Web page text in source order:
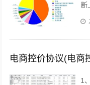
断
电商控价协议(电商
1